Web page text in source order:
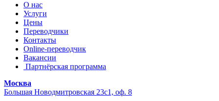
О нас
Услуги
Цены
Переводчики
Контакты
Online-переводчик
Вакансии
Партнёрская программа
Москва
Большая Новодмитровская 23с1, оф. 8